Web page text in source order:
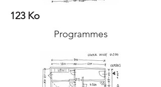
123 Ko
Programmes